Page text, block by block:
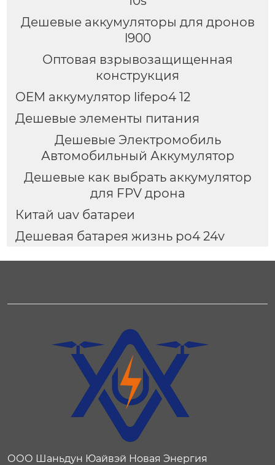
Дешевые аккумуляторы для дронов
l900
Оптовая взрывозащищенная
конструкция
OEM аккумулятор lifepo4 12
Дешевые элементы питания
Дешевые Электромобиль
Автомобильный Аккумулятор
Дешевые как выбрать аккумулятор
для FPV дрона
Китай uav батареи
Дешевая батарея жизнь po4 24v
ООО Шаньдун Юайвэй Новая Энергия